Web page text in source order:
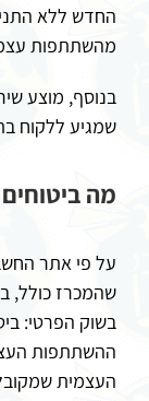
החדש ללא
מהשתתפות
בנוסף, מוצע
שמגיע ללקוח
מה
על פי אתר
שהמכרז כולל,
בשוק הפרטי:
ההשתתפות
העצמית